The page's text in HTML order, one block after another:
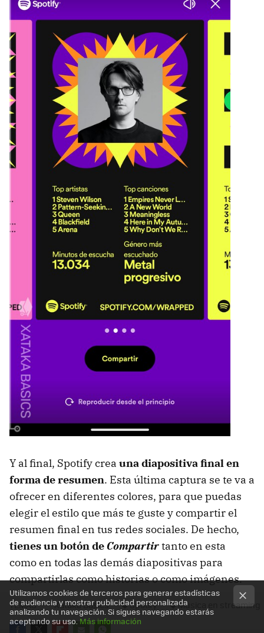
Y al final, Spotify crea una diapositiva final en
forma de resumen. Esta última captura se te va a
ofrecer en diferentes colores, para que puedas
elegir el estilo que más te guste y compartir el
resumen final en tus redes sociales. De hecho,
tienes un botón deCompartirtanto en esta
como en todas las demás diapositivas para
compartirlas como historias o como imágenes.
TEMAS Xataka Basics Spotify Música en streaming
Utilizamos cookies de terceros para generar estadísticas
de audiencia y mostrar publicidad personalizada
analizando tu navegación. Si sigues navegando estarás
aceptando su uso. Más información